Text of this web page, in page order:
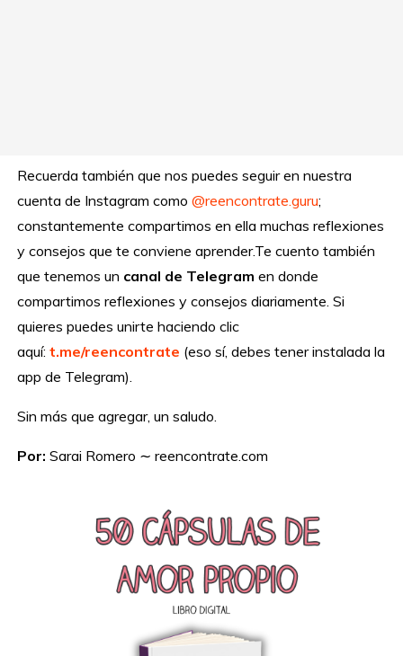
Recuerda también que nos puedes seguir en nuestra
cuenta de Instagram como@reencontrate.guru;
constantemente compartimos en ella muchas reflexiones
y consejos que te conviene aprender.Te cuento también
que tenemos un canal de Telegram en donde
compartimos reflexiones y consejos diariamente. Si
quieres puedes unirte haciendo clic
aquí:t.me/reencontrate (eso sí, debes tener instalada la
app de Telegram).
Sin más que agregar, un saludo.
Por: Sarai Romero ∼ reencontrate.com